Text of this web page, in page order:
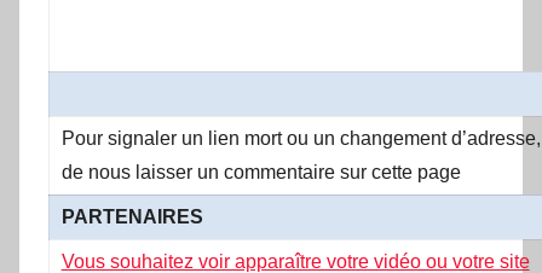
Pour signaler un lien mort ou un changement
de nous laisser un commentaire sur cette page
PARTENAIRES
Vous souhaitez voir apparaître votre vidéo ou votre site